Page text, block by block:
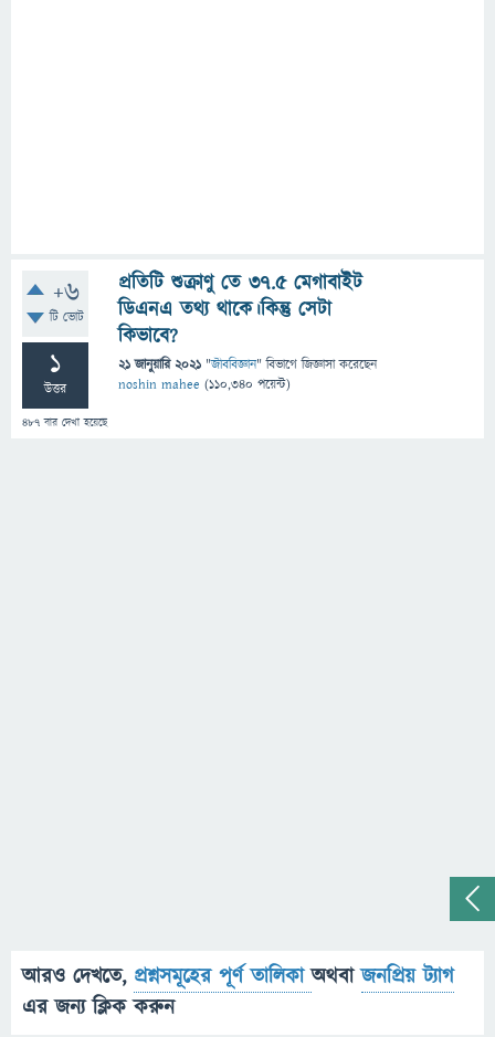
+6
টি ভোট
1
উত্তর
487 বার দেখা হয়েছে
প্রতিটি শুক্রাণু তে ৩৭.৫ মেগাবাইট
ডিএনএ তথ্য থাকে।কিন্তু সেটা
কিভাবে?
21 জানুয়ারি 2021 "জীববিজ্ঞান" বিভাগে জিজ্ঞাসাকরেছেন
noshin mahee (110,340 পয়েন্ট)
আরও দেখতে, প্রশ্নসমূহের পূর্ণ তালিকাঅথবাজনপ্রিয় ট্যাগ
এর জন্য ক্লিক করুন